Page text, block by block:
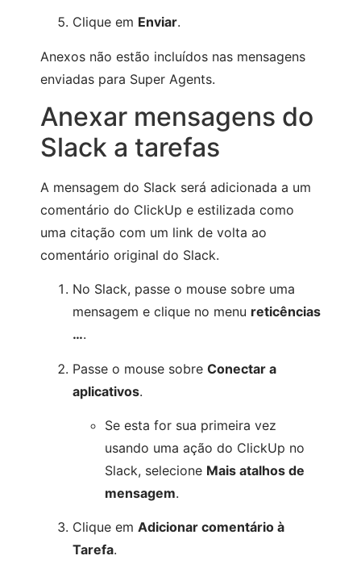
Clique em Enviar.
Anexos não estão incluídos nas mensagens
enviadas para Super Agents.
Anexar mensagens do
Slack a tarefas
A mensagem do Slack será adicionada a um
comentário do ClickUp e estilizada como
uma citação com um link de volta ao
comentário original do Slack.
No Slack, passe o mouse sobre uma
mensagem e clique no menu reticências
….
Passe o mouse sobre Conectar a
aplicativos.
Se esta for sua primeira vez
usando uma ação do ClickUp no
Slack, selecione Mais atalhos de
mensagem.
Clique em Adicionar comentário à
Tarefa.